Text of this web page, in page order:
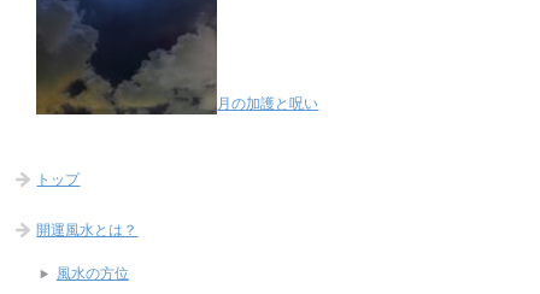
月の加護と呪い
トップ
開運風水とは？
風水の方位